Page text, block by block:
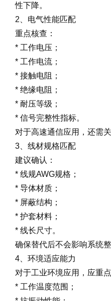
性下降。
2、电气性能匹配
重点核查：
* 工作电压；
* 工作电流；
* 接触电阻；
* 绝缘电阻；
* 耐压等级；
* 信号完整性指标。
对于高速通信应用，还需
3、线材规格匹配
建议确认：
* 线规AWG规格；
* 导体材质；
* 屏蔽结构；
* 护套材料；
* 线长尺寸。
确保替代后不会影响系统
4、环境适应能力
对于工业环境应用，应重点
* 工作温度范围；